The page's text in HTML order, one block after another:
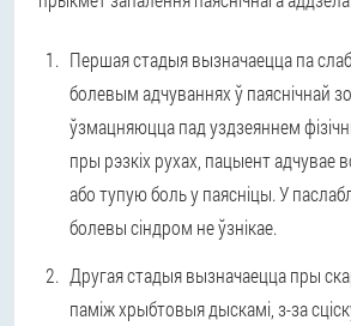
Першая стадыя вызначаецца па
болевым адчуваннях ў паяснічнай
ўзмацняюцца пад уздзеяннем
пры рэзкіх рухах, пацыент
або тупую боль у паясніцы. У
болевы сіндром не ўзнікае.
Другая стадыя вызначаецца пры
паміж хрыбтовыя дыскамі, з-за